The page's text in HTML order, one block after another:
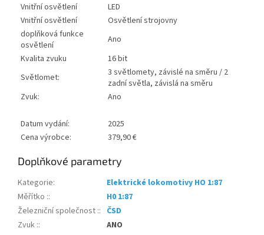
Vnitřní osvětlení
LED
Vnitřní osvětlení
Osvětlení strojovny
doplňková funkce
osvětlení
Ano
Kvalita zvuku
16 bit
Světlomet:
3 světlomety, závislé na směru / 2
zadní světla, závislá na směru
Zvuk:
Ano
Datum vydání:
2025
Cena výrobce:
379,90 €
Doplňkové parametry
Kategorie:
Elektrické lokomotivy HO 1:87
Měřítko ::
H0 1:87
Železniční společnost :: ČSD
Zvuk :: ANO